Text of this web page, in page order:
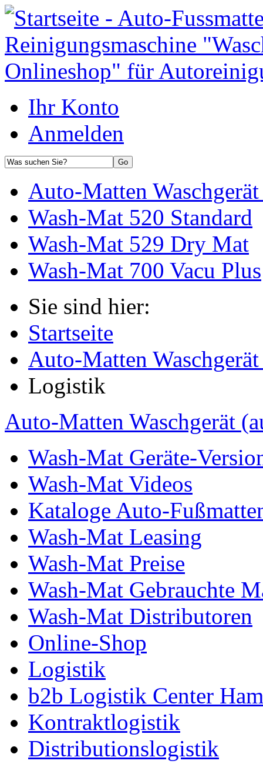
Ihr Konto
Anmelden
Auto-Matten
Wash-Mat 520 Standard
Wash-Mat 529 Dry Mat
Wash-Mat 700 Vacu Plus
Sie sind hier:
Startseite
Auto-Matten
Logistik
Auto-Matten Waschgerät
Wash-Mat Geräte-
Wash-Mat Videos
Kataloge Auto-
Wash-Mat Leasing
Wash-Mat Preise
Wash-Mat Gebrauchte
Wash-Mat Distributoren
Online-Shop
Logistik
b2b Logistik Center
Kontraktlogistik
Distributionslogistik